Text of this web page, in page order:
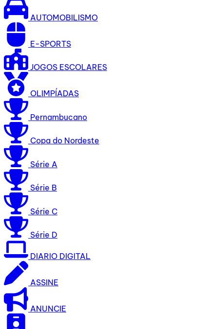
AUTOMOBILISMO
E-SPORTS
JOGOS ESCOLARES
OLIMPÍADAS
Pernambucano
Copa do Nordeste
Série A
Série B
Série C
Série D
DIARIO DIGITAL
ASSINE
ANUNCIE